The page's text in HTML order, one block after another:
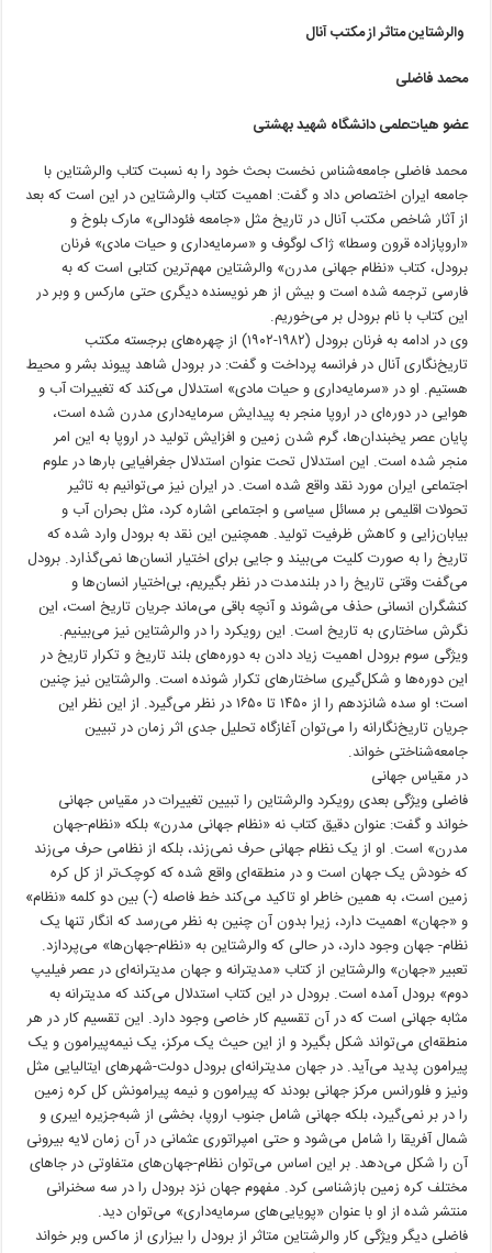
والرشتاین متاثر از مکتب آنال
محمد فاضلی
عضو هیات‌علمی دانشگاه شهید بهشتی
محمد فاضلی جامعه‌شناس نخست بحث خود را به نسبت کتاب والرشتاین با
جامعه ایران اختصاص داد و گفت: اهمیت کتاب والرشتاین در این است که بعد
از آثار شاخص مکتب آنال در تاریخ مثل «جامعه فئودالی» مارک بلوخ و
«اروپا‌زاده قرون وسطا» ژاک لوگوف و «سرمایه‌داری و حیات مادی» فرنان
برودل، کتاب «نظام جهانی مدرن» والرشتاین مهم‌ترین کتابی است که به
فارسی ترجمه شده است و بیش از هر نویسنده دیگری حتی مارکس و وبر در
این کتاب با نام برودل بر می‌خوریم.
وی در ادامه به فرنان برودل (١٩٨٢-١٩٠٢) از چهره‌های برجسته مکتب
تاریخ‌نگاری آنال در فرانسه پرداخت و گفت: در برودل شاهد پیوند بشر و محیط
هستیم. او در «سرمایه‌داری و حیات مادی» استدلال می‌کند که تغییرات آب و
هوایی در دوره‌ای در اروپا منجر به پیدایش سرمایه‌داری مدرن شده است،
پایان عصر یخبندان‌ها، گرم شدن زمین و افزایش تولید در اروپا به این امر
منجر شده است. این استدلال تحت عنوان استدلال جغرافیایی بارها در علوم
اجتماعی ایران مورد نقد واقع شده است. در ایران نیز می‌توانیم به تاثیر
تحولات اقلیمی بر مسائل سیاسی و اجتماعی اشاره کرد، مثل بحران آب و
بیابان‌زایی و کاهش ظرفیت تولید. همچنین این نقد به برودل وارد شده که
تاریخ را به صورت کلیت می‌بیند و جایی برای اختیار انسان‌ها نمی‌گذارد. برودل
می‌گفت وقتی تاریخ را در بلندمدت در نظر بگیریم، بی‌اختیار انسان‌ها و
کنشگران انسانی حذف می‌شوند و آنچه باقی می‌ماند جریان تاریخ است، این
نگرش ساختاری به تاریخ است. این رویکرد را در والرشتاین نیز می‌بینیم.
ویژگی سوم برودل اهمیت زیاد دادن به دوره‌های بلند تاریخ و تکرار تاریخ در
این دوره‌ها و شکل‌گیری ساختارهای تکرار شونده است. والرشتاین نیز چنین
است؛ او سده شانزدهم را از ١۴۵٠ تا ١۶۵٠ در نظر می‌گیرد. از این نظر این
جریان تاریخ‌نگارانه را می‌توان آغازگاه تحلیل جدی اثر زمان در تبیین
جامعه‌شناختی خواند.
در مقیاس جهانی
فاضلی ویژگی بعدی رویکرد والرشتاین را تبیین تغییرات در مقیاس جهانی
خواند و گفت: عنوان دقیق کتاب نه «نظام جهانی مدرن» بلکه «نظام-جهان
مدرن» است. او از یک نظام جهانی حرف نمی‌زند، بلکه از نظامی حرف می‌زند
که خودش یک جهان است و در منطقه‌ای واقع شده که کوچک‌تر از کل کره
زمین است، به همین خاطر او تاکید می‌کند خط فاصله (-) بین دو کلمه «نظام»
و «جهان» اهمیت دارد، زیرا بدون آن چنین به نظر می‌رسد که انگار تنها یک
نظام- جهان وجود دارد، در حالی که والرشتاین به «نظام-جهان‌ها» می‌پردازد.
تعبیر «جهان» والرشتاین از کتاب «مدیترانه و جهان مدیترانه‌ای در عصر فیلیپ
دوم» برودل آمده است. برودل در این کتاب استدلال می‌کند که مدیترانه به
مثابه جهانی است که در آن تقسیم کار خاصی وجود دارد. این تقسیم کار در هر
منطقه‌ای می‌تواند شکل بگیرد و از این حیث یک مرکز، یک نیمه‌پیرامون و یک
پیرامون پدید می‌آید. در جهان مدیترانه‌ای برودل دولت-شهرهای ایتالیایی مثل
ونیز و فلورانس مرکز جهانی بودند که پیرامون و نیمه پیرامونش کل کره زمین
را در بر نمی‌گیرد، بلکه جهانی شامل جنوب اروپا، بخشی از شبه‌جزیره ایبری و
شمال آفریقا را شامل می‌شود و حتی امپراتوری عثمانی در آن زمان لایه بیرونی
آن را شکل می‌دهد. بر این اساس می‌توان نظام-جهان‌های متفاوتی در جاهای
مختلف کره زمین بازشناسی کرد. مفهوم جهان نزد برودل را در سه سخنرانی
منتشر شده از او با عنوان «پویایی‌های سرمایه‌داری» می‌توان دید.
فاضلی دیگر ویژگی کار والرشتاین متاثر از برودل را بیزاری از ماکس وبر خواند